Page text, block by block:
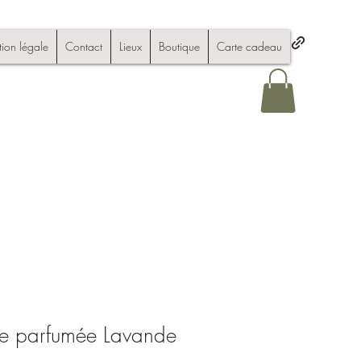
légale Contact Lieux Boutique Carte cadeau
parfumée Lavande